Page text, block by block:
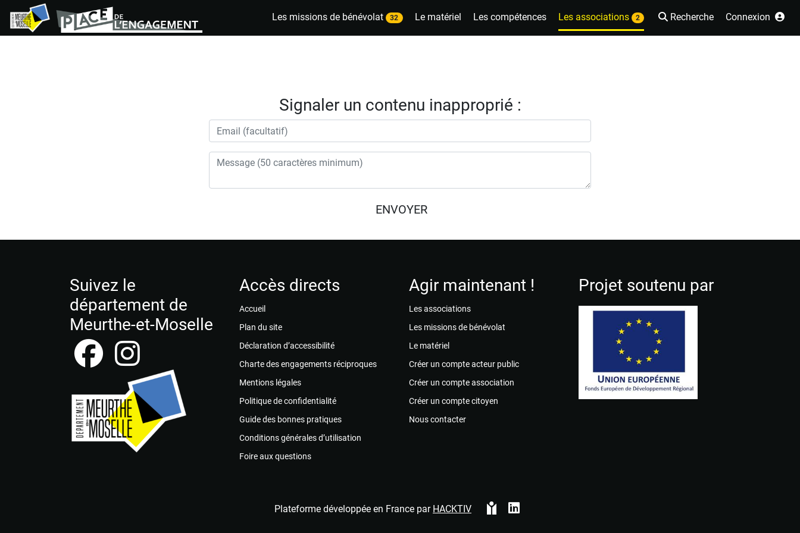
Les missions de bénévolat 32 Le matériel Les compétences Les associations 2 Recherche Connexion
Signaler un contenu inapproprié :
ENVOYER
Suivez le
département de
Meurthe-et-Moselle
Accès directs
Accueil
Plan du site
Déclaration d’accessibilité
Charte des engagements réciproques
Mentions légales
Politique de confidentialité
Guide des bonnes pratiques
Conditions générales d’utilisation
Foire aux questions
Agir maintenant !
Les associations
Les missions de bénévolat
Le matériel
Créer un compte acteur public
Créer un compte association
Créer un compte citoyen
Nous contacter
Projet soutenu par
Plateforme développée en France par HACKTIV
Panneau de gestion des cookies